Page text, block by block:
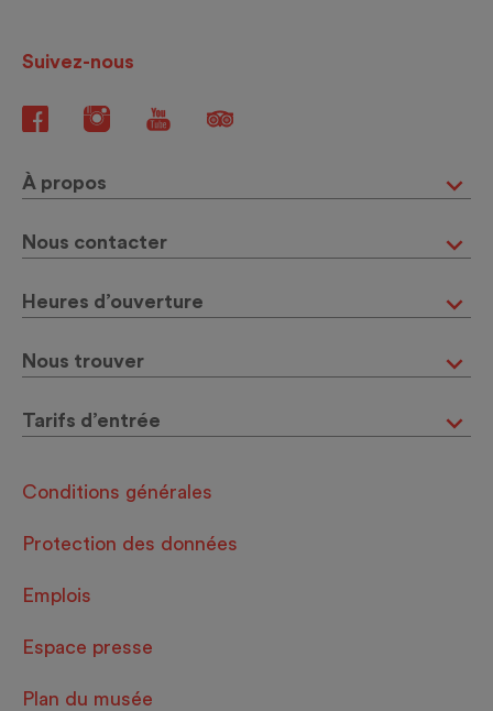
Suivez-nous
À propos
Nous contacter
Heures d’ouverture
Nous trouver
Tarifs d’entrée
Conditions générales
Protection des données
Emplois
Espace presse
Plan du musée